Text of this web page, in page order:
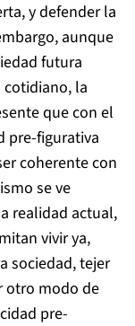
y defender la
aunque
futura
la
que con el
pre-figurativa
coherente con
se ve
realidad actual,
vivir ya,
sociedad, tejer
otro modo de
pre-